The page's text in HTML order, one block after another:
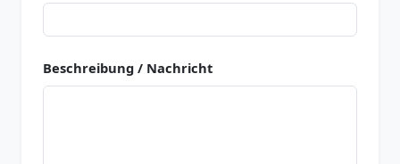
Beschreibung / Nachricht